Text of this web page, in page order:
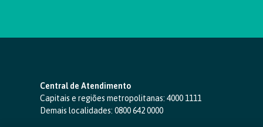
Central de Atendimento
Capitais e regiões metropolitanas: 4000 1111
Demais localidades: 0800 642 0000